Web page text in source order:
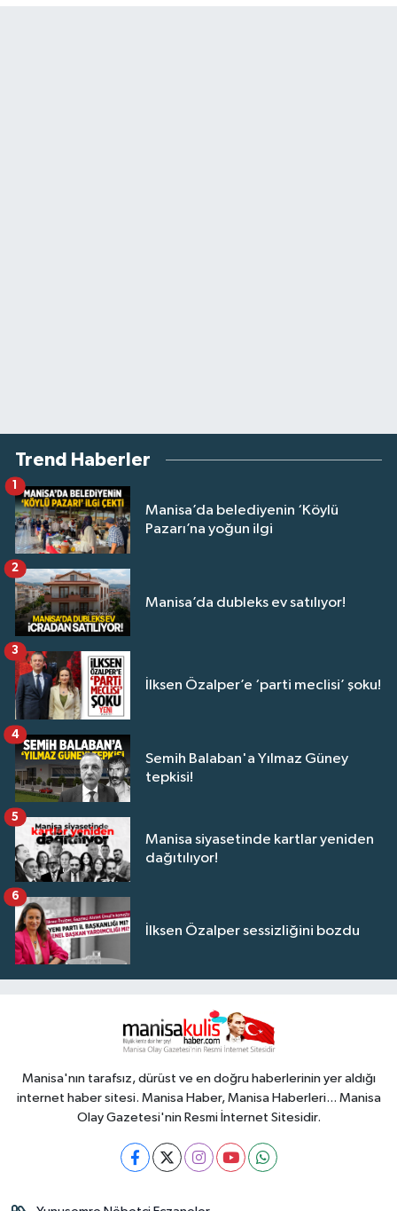
Trend Haberler
Manisa’da belediyenin ‘Köylü
Pazarı’na yoğun ilgi
Manisa’da dubleks ev satılıyor!
2
İlksen Özalper’e ‘parti meclisi’ şoku!
3
Semih Balaban'a Yılmaz Güney
tepkisi!
4
Manisa siyasetinde kartlar yeniden
dağıtılıyor!
5
İlksen Özalper sessizliğini bozdu
6
Manisa'nın tarafsız, dürüst ve en doğru haberlerinin yer aldığı
internet haber sitesi. Manisa Haber, Manisa Haberleri... Manisa
Olay Gazetesi'nin Resmi İnternet Sitesidir.